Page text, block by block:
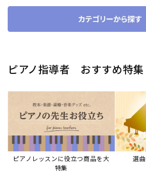
ピアノ指導者 おすすめ特集
ピアノレッスンに役立つ商品を大
特集
選